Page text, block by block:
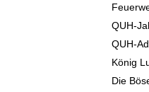
QUH-
QUH-
König
Die